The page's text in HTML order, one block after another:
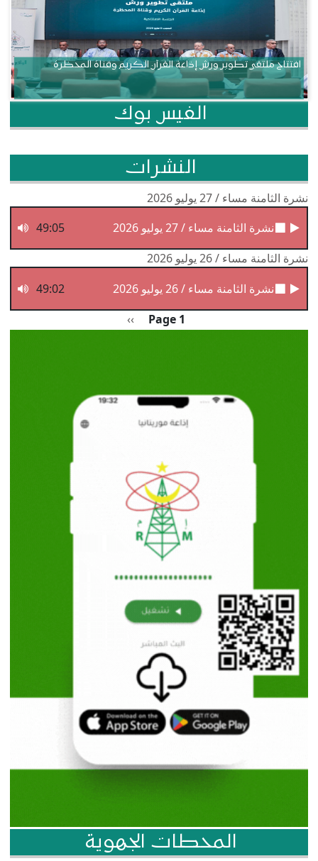
افتتاح ملتقى تطوير ورش إذاعة القرآن الكريم وقناة المحظرة
الفيس بوك
النشرات
نشرة الثامنة مساء / 27 يوليو 2026
نشرة الثامنة مساء / 27 يوليو 2026
49:05
نشرة الثامنة مساء / 26 يوليو 2026
نشرة الثامنة مساء / 26 يوليو 2026
49:02
Page 1 الصفحة التالية
››
المحطات الجهوية